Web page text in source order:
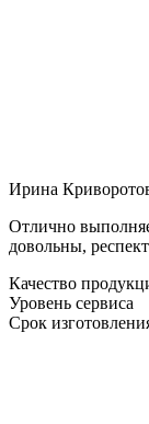
Ирина
Отлично
довольны,
Качество
Уровень сервиса
Срок